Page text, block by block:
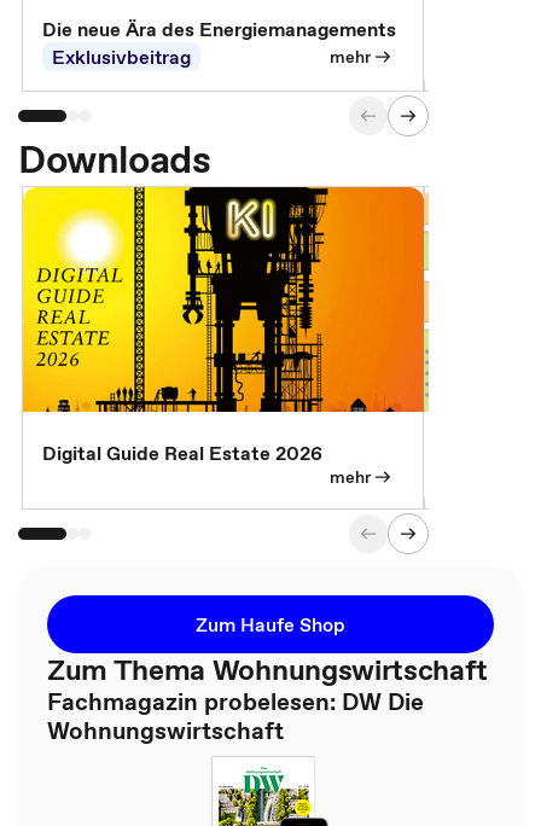
Die neue Ära des Energiemanagements
Exklusivbeitrag
mehr
Downloads
Digital Guide Real Estate 2026
mehr
Zum Haufe Shop
Zum Thema Wohnungswirtschaft
Fachmagazin probelesen: DW Die
Wohnungswirtschaft